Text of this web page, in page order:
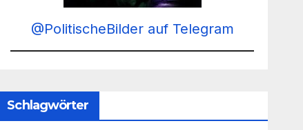
@PolitischeBilder auf Telegram
Schlagwörter